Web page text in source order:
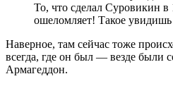
То, что сделал Суровикин
ошеломляет! Такое увидишь
Наверное, там сейчас тоже
всегда, где он был — везде были
Армагеддон.